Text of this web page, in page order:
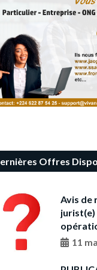
Offres
Avis de
jurist(e)
11